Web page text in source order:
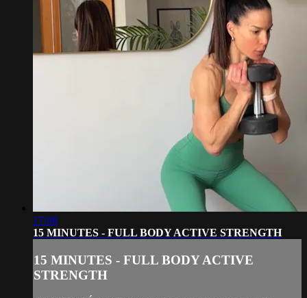
17:08
15 MINUTES - FULL BODY ACTIVE STRENGTH
15 MINUTES - FULL BODY ACTIVE
STRENGTH